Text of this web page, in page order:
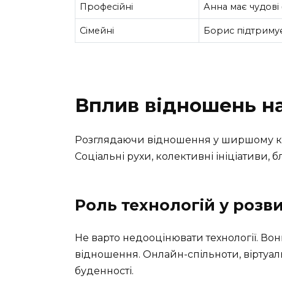
Професійні Анна має чудові
Сімейні Борис підтримує
Вплив відношень
Розглядаючи відношення у ширшому
Соціальні рухи, колективні ініціативи,
Роль технологій у
Не варто недооцінювати технології.
відношення. Онлайн-спільноти,
буденності.